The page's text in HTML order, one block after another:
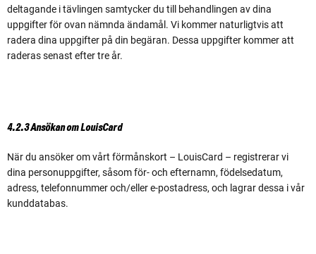
deltagande i tävlingen samtycker du till behandlingen av dina
uppgifter för ovan nämnda ändamål. Vi kommer naturligtvis att
radera dina uppgifter på din begäran. Dessa uppgifter kommer att
raderas senast efter tre år.
4.2.3 Ansökan om LouisCard
När du ansöker om vårt förmånskort – LouisCard – registrerar vi
dina personuppgifter, såsom för- och efternamn, födelsedatum,
adress, telefonnummer och/eller e-postadress, och lagrar dessa i vår
kunddatabas.